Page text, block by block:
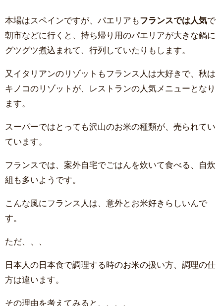
本場はスペインですが、パエリアもフランスでは人気で
朝市などに行くと、持ち帰り用のパエリアが大きな鍋に
グツグツ煮込まれて、行列していたりもします。
又イタリアンのリゾットもフランス人は大好きで、秋は
キノコのリゾットが、レストランの人気メニューとなり
ます。
スーパーではとっても沢山のお米の種類が、売られてい
ています。
フランスでは、案外自宅でごはんを炊いて食べる、自炊
組も多いようです。
こんな風にフランス人は、意外とお米好きらしいんで
す。
ただ、、、
日本人の日本食で調理する時のお米の扱い方、調理の仕
方は違います。
その理由を考えてみると、、、、